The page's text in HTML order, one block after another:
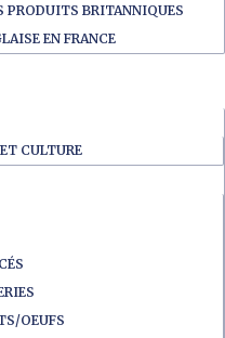
PRODUITS BRITANNIQUES
EN FRANCE
CULTURE
OEUFS